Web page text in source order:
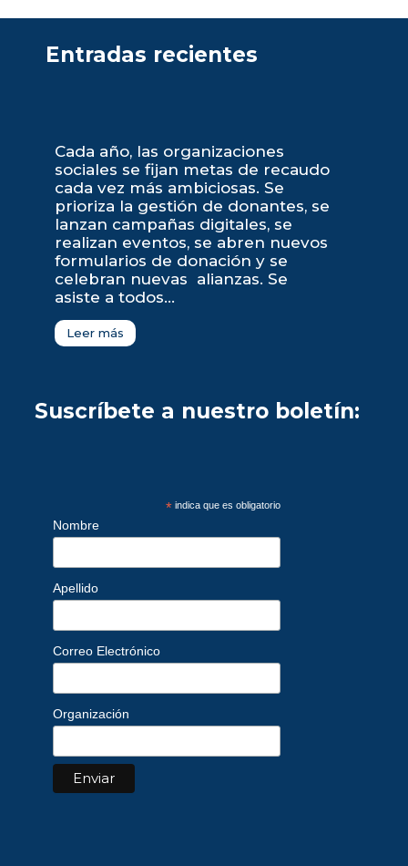
Entradas recientes
Cada año, las organizaciones
sociales se fijan metas de recaudo
cada vez más ambiciosas. Se
prioriza la gestión de donantes, se
lanzan campañas digitales, se
realizan eventos, se abren nuevos
formularios de donación y se
celebran nuevas alianzas. Se
asiste a todos...
Leer más
Suscríbete a nuestro boletín:
*indica que es obligatorio
Nombre
Apellido
Correo Electrónico
Organización